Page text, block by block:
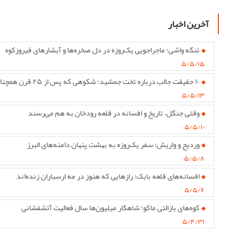
آخرین اخبار
تنگه واشی؛ ماجراجویی یک‌روزه در دل صخره‌ها و آبشارهای فیروزکوه
۵/۵/۱۵
۱۰ حقیقت جالب درباره تخت جمشید؛ شکوهی که پس از ۲۵ قرن همچنان پابرجاست
۵/۵/۱۳
وقتی جنگل، تاریخ و افسانه در قلعه رودخان به هم می‌رسند
۵/۵/۱۰
وردیج و واریش؛ سفر یک‌روزه به بهشت پنهان دامنه‌های البرز
۵/۵/۸
افسانه‌های قلعه بابک؛ رازهایی که هنوز در مه ارسباران زنده‌اند
۵/۵/۶
کوه‌های بازالتی ماکو؛ شاهکار میلیون‌ها سال فعالیت آتشفشانی
۵/۴/۳۱